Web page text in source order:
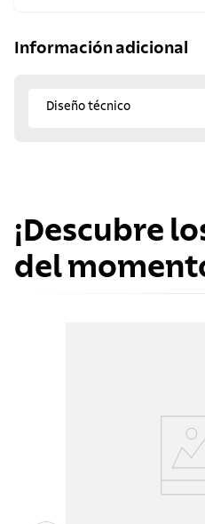
Información adicional
Diseño técnico
¡Descubre
del